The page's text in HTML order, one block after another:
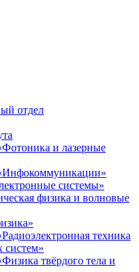
отдел
и лазерные
системы»
физика и волновые
техника
твёрдого тела и